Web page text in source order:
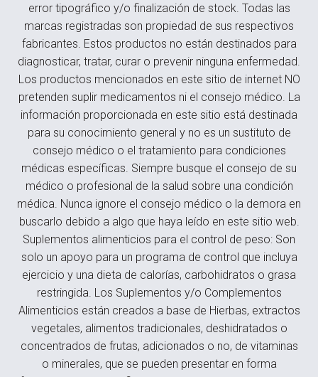
error tipográfico y/o finalización de stock. Todas las
marcas registradas son propiedad de sus respectivos
fabricantes. Estos productos no están destinados para
diagnosticar, tratar, curar o prevenir ninguna enfermedad.
Los productos mencionados en este sitio de internet NO
pretenden suplir medicamentos ni el consejo médico. La
información proporcionada en este sitio está destinada
para su conocimiento general y no es un sustituto de
consejo médico o el tratamiento para condiciones
médicas específicas. Siempre busque el consejo de su
médico o profesional de la salud sobre una condición
médica. Nunca ignore el consejo médico o la demora en
buscarlo debido a algo que haya leído en este sitio web.
Suplementos alimenticios para el control de peso: Son
solo un apoyo para un programa de control que incluya
ejercicio y una dieta de calorías, carbohidratos o grasa
restringida. Los Suplementos y/o Complementos
Alimenticios están creados a base de Hierbas, extractos
vegetales, alimentos tradicionales, deshidratados o
concentrados de frutas, adicionados o no, de vitaminas
o minerales, que se pueden presentar en forma